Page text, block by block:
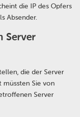
die IP des Opfers
Absender.
Server
die der Server
müssten Sie von
Server